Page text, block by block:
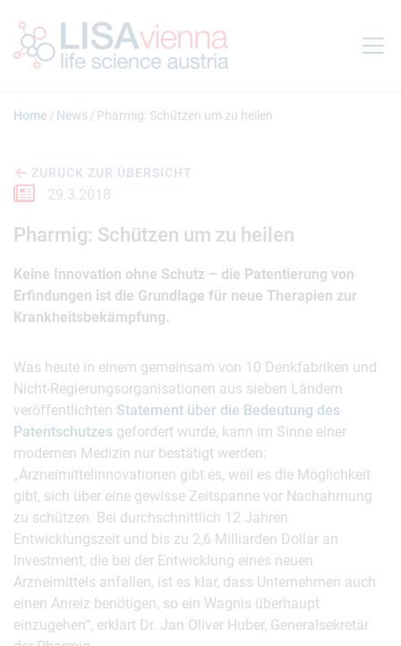
Home News Pharmig: Schützen um zu heilen
ZURÜCK ZUR ÜBERSICHT
29.3.2018
Pharmig: Schützen um zu heilen
Keine Innovation ohne Schutz – die Patentierung von
Erfindungen ist die Grundlage für neue Therapien zur
Krankheitsbekämpfung.
Was heute in einem gemeinsam von 10 Denkfabriken und
Nicht-Regierungsorganisationen aus sieben Ländern
veröffentlichten Statement über die Bedeutung des
Patentschutzes gefordert wurde, kann im Sinne einer
modernen Medizin nur bestätigt werden:
„Arzneimittelinnovationen gibt es, weil es die Möglichkeit
gibt, sich über eine gewisse Zeitspanne vor Nachahmung
zu schützen. Bei durchschnittlich 12 Jahren
Entwicklungszeit und bis zu 2,6 Milliarden Dollar an
Investment, die bei der Entwicklung eines neuen
Arzneimittels anfallen, ist es klar, dass Unternehmen auch
einen Anreiz benötigen, so ein Wagnis überhaupt
einzugehen“, erklärt Dr. Jan Oliver Huber, Generalsekretär